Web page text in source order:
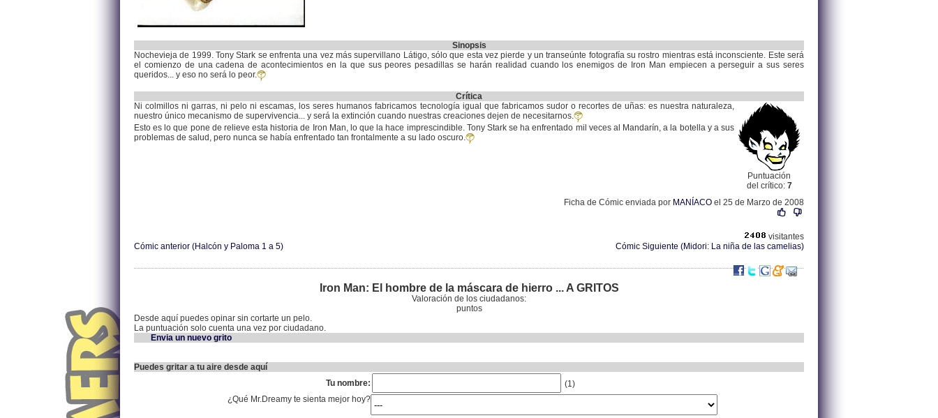
Sinopsis
Nochevieja de 1999. Tony Stark se enfrenta una vez más supervillano Látigo, sólo que esta vez pierde y un transeúnte fotografía su rostro mientras está inconsciente. Este será
el comienzo de una cadena de acontecimientos en la que sus peores pesadillas se harán realidad cuando los enemigos de Iron Man empiecen a perseguir a sus seres
queridos... y eso no será lo peor.
Crítica
Puntuación
del crítico: 7
Ni colmillos ni garras, ni pelo ni escamas, los seres humanos fabricamos tecnología igual que fabricamos sudor o recortes de uñas: es nuestra naturaleza,
nuestro único mecanismo de supervivencia... y será la extinción cuando nuestras creaciones dejen de necesitarnos.
Esto es lo que pone de relieve esta historia de Iron Man, lo que la hace imprescindible. Tony Stark se ha enfrentado mil veces al Mandarín, a la botella y a sus
problemas de salud, pero nunca se había enfrentado tan frontalmente a su lado oscuro.
Ficha de Cómic enviada por MANÍACO el 25 de Marzo de 2008
visitantes
Cómic anterior (Halcón y Paloma 1 a 5)
Cómic Siguiente (Midori: La niña de las camelias)
Iron Man: El hombre de la máscara de hierro ... A GRITOS
Valoración de los ciudadanos:
puntos
Desde aquí puedes opinar sin cortarte un pelo.
La puntuación solo cuenta una vez por ciudadano.
Envia un nuevo grito
Puedes gritar a tu aire desde aquí
Tu nombre:
(1)
¿Qué Mr.Dreamy te sienta mejor hoy?